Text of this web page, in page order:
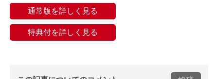
通常版を詳しく見る
特典付を詳しく見る